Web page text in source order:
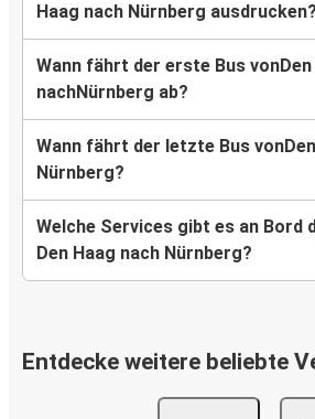
Haag nach Nürnberg ausdrucken?
Wann fährt der erste Bus vonDen
nachNürnberg ab?
Wann fährt der letzte Bus
Nürnberg?
Welche Services gibt es an Bord
Den Haag nach Nürnberg?
Entdecke weitere beliebte